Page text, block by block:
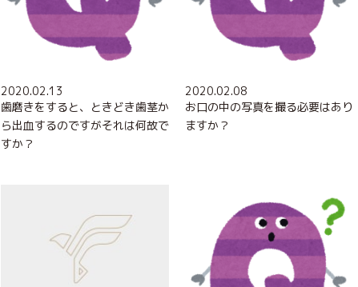
2020.02.13
歯磨きをすると、ときどき歯茎か
ら出血するのですがそれは何故で
すか？
2020.02.08
お口の中の写真を撮る必要はあり
ますか？